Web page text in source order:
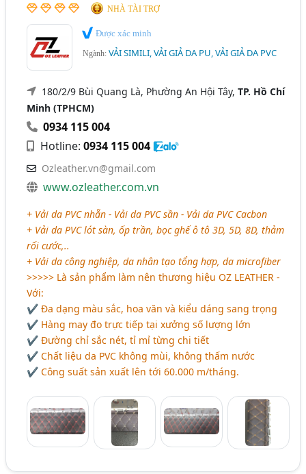
NHÀ TÀI TRỢ
Được xác minh
Ngành:VẢI SIMILI, VẢI GIẢ DA PU, VẢI GIẢ DA PVC
180/2/9 Bùi Quang Là, Phường An Hội Tây,TP. Hồ Chí
Minh (TPHCM)
0934 115 004
Hotline:0934 115 004
Ozleather.vn@gmail.com
www.ozleather.com.vn
+ Vải da PVC nhẵn - Vải da PVC sần - Vải da PVC Cacbon
+ Vải da PVC lót sàn, ốp trần, bọc ghế ô tô 3D, 5D, 8D, thảm
rối cước,..
+ Vải da công nghiệp, da nhân tạo tổng hợp, da microfiber
>>>>> Là sản phẩm làm nên thương hiệu OZ LEATHER -
Với:
✔ Đa dạng màu sắc, hoa văn và kiểu dáng sang trọng
✔ Hàng may đo trực tiếp tại xưởng số lượng lớn
✔ Đường chỉ sắc nét, tỉ mỉ từng chi tiết
✔ Chất liệu da PVC không mùi, không thấm nước
✔ Công suất sản xuất lên tới 60.000 m/tháng.